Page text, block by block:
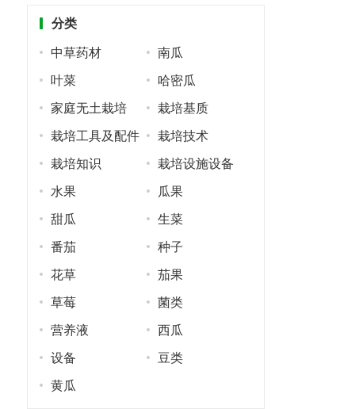
分类
中草药材 南瓜
叶菜 哈密瓜
家庭无土栽培 栽培基质
栽培工具及配件 栽培技术
栽培知识 栽培设施设备
水果 瓜果
甜瓜 生菜
番茄 种子
花草 茄果
草莓 菌类
营养液 西瓜
设备 豆类
黄瓜